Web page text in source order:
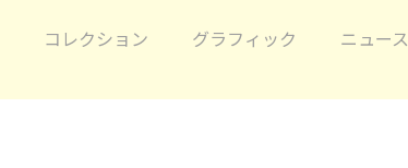
コレクション グラフィック ニュース